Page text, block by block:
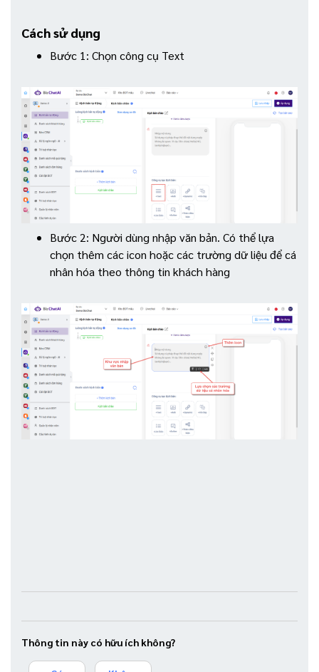
Cách sử dụng
Bước 1: Chọn công cụ Text
Bước 2: Người dùng nhập văn bản. Có thể lựa
chọn thêm các icon hoặc các trường dữ liệu để cá
nhân hóa theo thông tin khách hàng
Thông tin này có hữu ích không?